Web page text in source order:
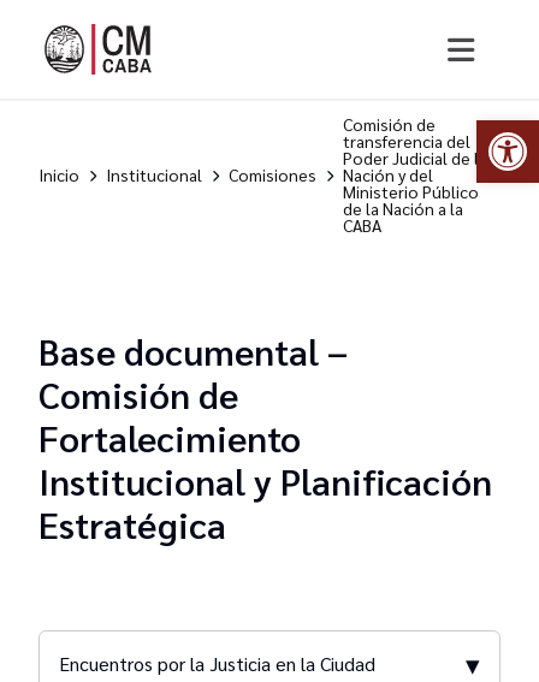
Inicio Institucional Comisiones
Comisión de
transferencia del
Poder Judicial de la
Nación y del
Ministerio Público
de la Nación a la
CABA
Base documental –
Comisión de
Fortalecimiento
Institucional y Planificación
Estratégica
Encuentros por la Justicia en la Ciudad ▾